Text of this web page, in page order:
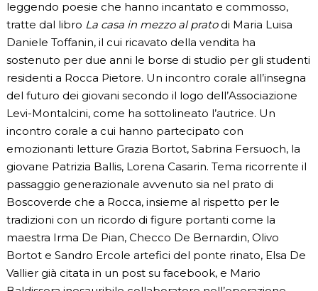
leggendo poesie che hanno incantato e commosso,
tratte dal libro La casa in mezzo al prato di Maria Luisa
Daniele Toffanin, il cui ricavato della vendita ha
sostenuto per due anni le borse di studio per gli studenti
residenti a Rocca Pietore. Un incontro corale all’insegna
del futuro dei giovani secondo il logo dell’Associazione
Levi-Montalcini, come ha sottolineato l’autrice. Un
incontro corale a cui hanno partecipato con
emozionanti letture Grazia Bortot, Sabrina Fersuoch, la
giovane Patrizia Ballis, Lorena Casarin. Tema ricorrente il
passaggio generazionale avvenuto sia nel prato di
Boscoverde che a Rocca, insieme al rispetto per le
tradizioni con un ricordo di figure portanti come la
maestra Irma De Pian, Checco De Bernardin, Olivo
Bortot e Sandro Ercole artefici del ponte rinato, Elsa De
Vallier già citata in un post su facebook, e Mario